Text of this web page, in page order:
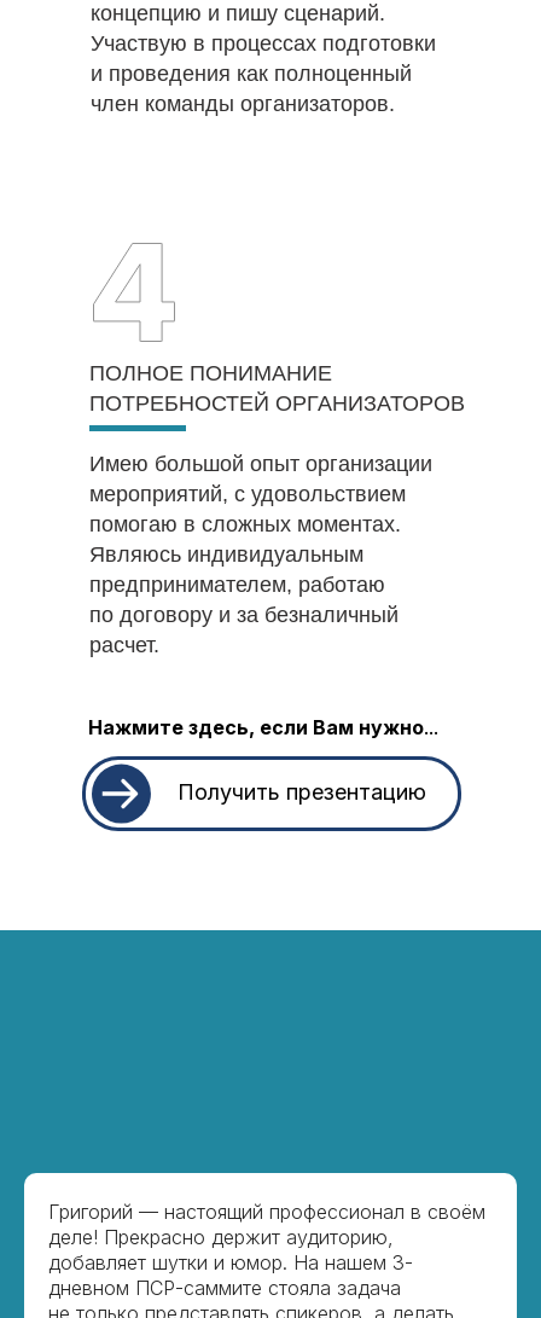
ПОЛНОЕ ПОНИМАНИЕ
ПОТРЕБНОСТЕЙ ОРГАНИЗАТОРОВ
Имею большой опыт организации
мероприятий, с удовольствием
помогаю в сложных моментах.
Являюсь индивидуальным
предпринимателем, работаю
по договору и за безналичный
расчет.
концепцию и пишу сценарий.
Участвую в процессах подготовки
и проведения как полноценный
член команды организаторов.
Нажмите здесь, если Вам нужно...
Получить презентацию
Григорий — настоящий профессионал в своём
деле! Прекрасно держит аудиторию,
добавляет шутки и юмор. На нашем 3-
дневном ПСР-саммите стояла задача
не только представлять спикеров, а делать